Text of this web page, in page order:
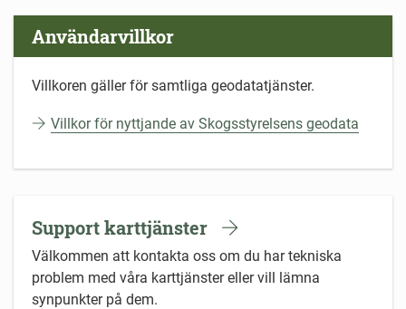
Användarvillkor
Villkoren gäller för samtliga geodatatjänster.
Villkor för nyttjande av Skogsstyrelsens geodata
Support karttjänster
Välkommen att kontakta oss om du har tekniska
problem med våra karttjänster eller vill lämna
synpunkter på dem.